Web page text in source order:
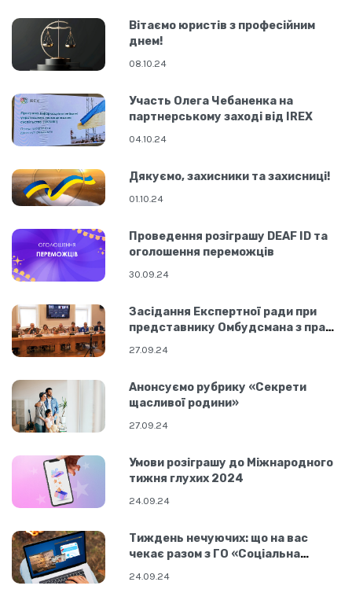
Вітаємо юристів з професійним
днем!
08.10.24
Участь Олега Чебаненка на
партнерському заході від IREX
04.10.24
Дякуємо, захисники та захисниці!
01.10.24
Проведення розіграшу DEAF ID та
оголошення переможців
30.09.24
Засідання Експертної ради при
представнику Омбудсмана з прав
27.09.24
Анонсуємо рубрику «Секрети
щасливої родини»
27.09.24
Умови розіграшу до Міжнародного
тижня глухих 2024
24.09.24
Тиждень нечуючих: що на вас
чекає разом з ГО «Соціальна
24.09.24